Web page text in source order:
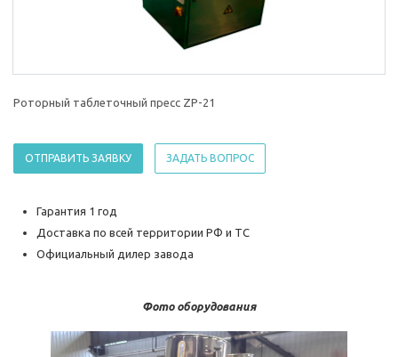
Роторный таблеточный пресс ZP-21
ОТПРАВИТЬ ЗАЯВКУ ЗАДАТЬ ВОПРОС
Гарантия 1 год
Доставка по всей территории РФ и ТС
Официальный дилер завода
Фото оборудования